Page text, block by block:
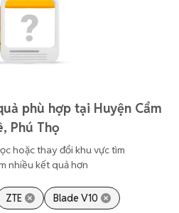
phù hợp tại Huyện Cẩm
Phú Thọ
hoặc thay đổi khu vực tìm
nhiều kết quả hơn
ZTE Blade V10